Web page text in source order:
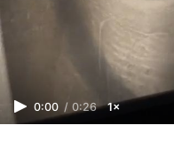
0:00 / 0:26 1×